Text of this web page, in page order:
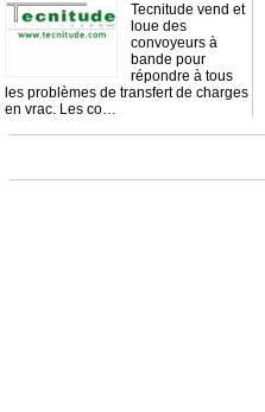
Tecnitude vend et
loue des
convoyeurs à
bande pour
répondre à tous
les problèmes de transfert de charges
en vrac. Les co…